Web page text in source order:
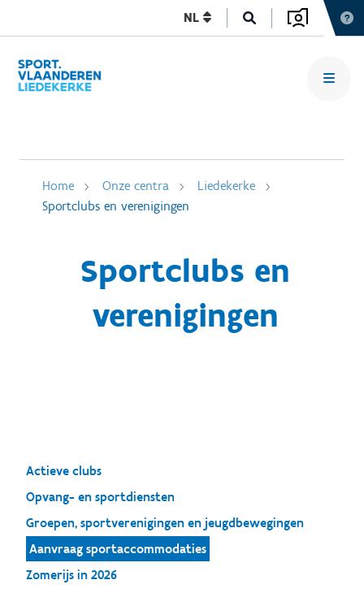
NL
Home Onze centra
Liedekerke
Sportclubs en verenigingen
Sportclubs en
verenigingen
Actieve clubs
Opvang- en sportdiensten
Groepen, sportverenigingen en jeugdbewegingen
Aanvraag sportaccommodaties
Zomerijs in 2026